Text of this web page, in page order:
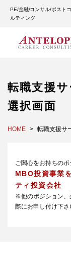
PE/金融/コンサル/ポスト
ルティング
転職支援
選択画面
HOME 転職支援サ
ご関心をお持ちのポ
MBO投資事業
ティ投資会社
※他のポジション、
際にお申し付け下さ